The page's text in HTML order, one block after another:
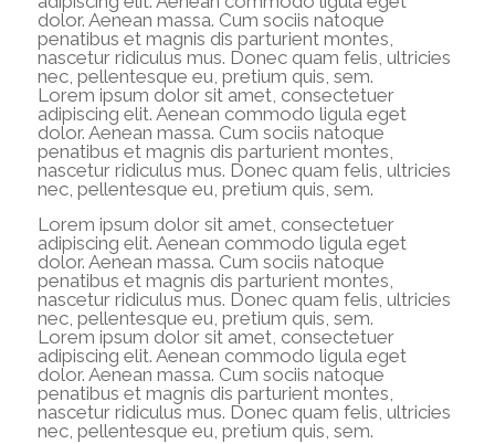
dolor. Aenean massa. Cum sociis natoque
penatibus et magnis dis parturient montes,
nascetur ridiculus mus. Donec quam felis, ultricies
nec, pellentesque eu, pretium quis, sem.
Lorem ipsum dolor sit amet, consectetuer
adipiscing elit. Aenean commodo ligula eget
dolor. Aenean massa. Cum sociis natoque
penatibus et magnis dis parturient montes,
nascetur ridiculus mus. Donec quam felis, ultricies
nec, pellentesque eu, pretium quis, sem.
Lorem ipsum dolor sit amet, consectetuer
adipiscing elit. Aenean commodo ligula eget
dolor. Aenean massa. Cum sociis natoque
penatibus et magnis dis parturient montes,
nascetur ridiculus mus. Donec quam felis, ultricies
nec, pellentesque eu, pretium quis, sem.
Lorem ipsum dolor sit amet, consectetuer
adipiscing elit. Aenean commodo ligula eget
dolor. Aenean massa. Cum sociis natoque
penatibus et magnis dis parturient montes,
nascetur ridiculus mus. Donec quam felis, ultricies
nec, pellentesque eu, pretium quis, sem.